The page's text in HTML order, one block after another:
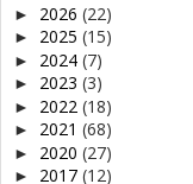
► 2026 (22)
► 2025 (15)
► 2024 (7)
► 2023 (3)
► 2022 (18)
► 2021 (68)
► 2020 (27)
► 2017 (12)